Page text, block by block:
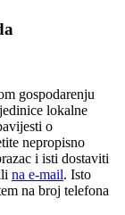
gospodarenju
lokalne
o
nepropisno
i isti dostaviti
na e-mail. Isto
na broj telefona